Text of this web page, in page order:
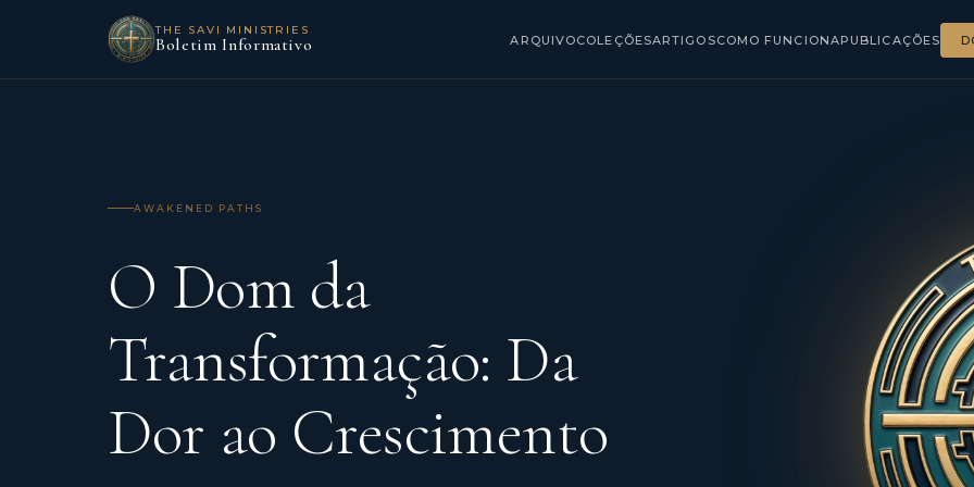
THE SAVI MINISTRIES
Boletim Informativo ARQUIVOCOLEÇÕESARTIGOSCOMO FUNCIONAPUBLICAÇÕES
AWAKENED PATHS
O Dom da
Transformação: Da
Dor ao Crescimento